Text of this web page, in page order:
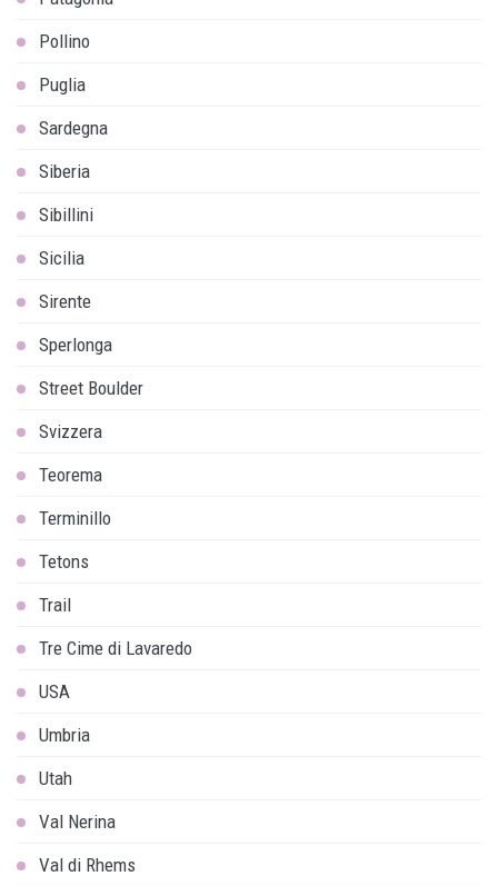
Pollino
Puglia
Sardegna
Siberia
Sibillini
Sicilia
Sirente
Sperlonga
Street Boulder
Svizzera
Teorema
Terminillo
Tetons
Trail
Tre Cime di Lavaredo
USA
Umbria
Utah
Val Nerina
Val di Rhems